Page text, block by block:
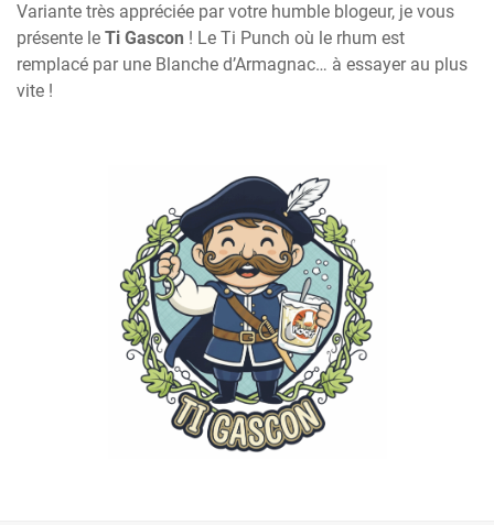
Variante très appréciée par votre humble blogeur, je vous
présente le Ti Gascon ! Le Ti Punch où le rhum est
remplacé par une Blanche d’Armagnac… à essayer au plus
vite !